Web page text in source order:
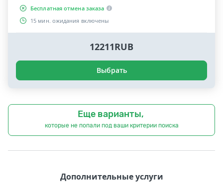
Бесплатная отмена заказа
15 мин. ожидания включены
12211RUB
Выбрать
Еще варианты,
которые не попали под ваши критерии поиска
Дополнительные услуги